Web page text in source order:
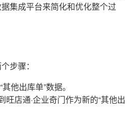
集成平台来简化和优化整个过
步骤：
他出库单”数据。
旺店通·企业奇门作为新的“其他出